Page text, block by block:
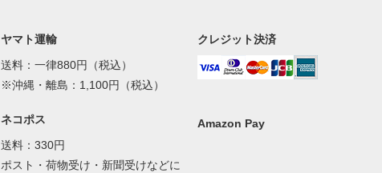
ヤマト運輸
送料：一律880円（税込）
※沖縄・離島：1,100円（税込）
ネコポス
送料：330円
ポスト・荷物受け・新聞受けなどに
クレジット決済
Amazon Pay